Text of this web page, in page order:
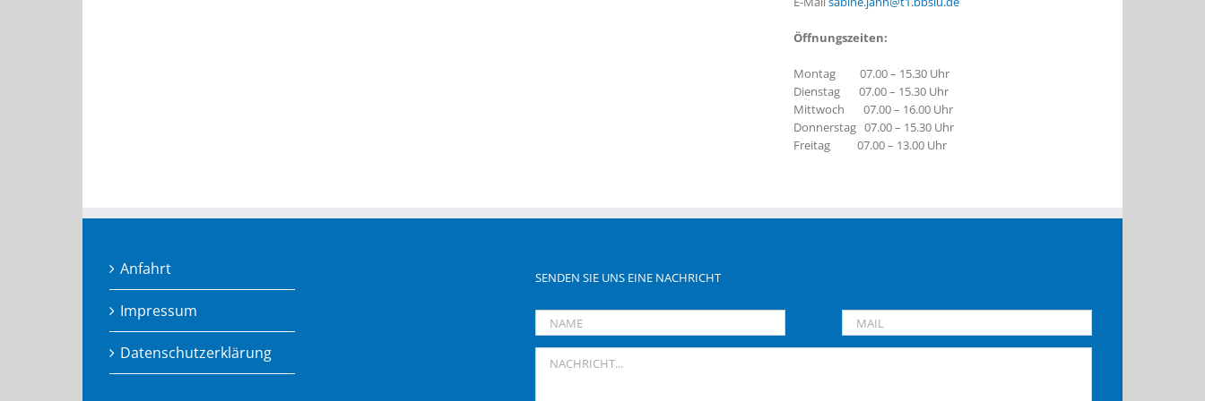
Öffnungszeiten:
Montag 07.00 – 15.30 Uhr
Dienstag 07.00 – 15.30 Uhr
Mittwoch 07.00 – 16.00 Uhr
Donnerstag 07.00 – 15.30 Uhr
Freitag 07.00 – 13.00 Uhr
Anfahrt
Impressum
Datenschutzerklärung
SENDEN SIE UNS EINE NACHRICHT